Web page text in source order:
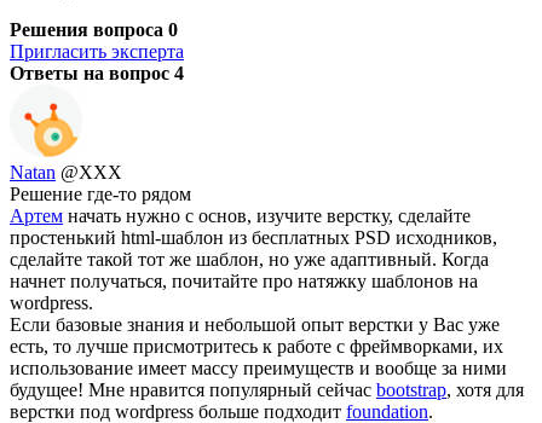
Решения вопроса 0
Пригласить эксперта
Ответы на вопрос 4
Natan @XXX
Решение где-то рядом
Артем начать нужно с основ, изучите верстку, сделайте
простенький html-шаблон из бесплатных PSD исходников,
сделайте такой тот же шаблон, но уже адаптивный. Когда
начнет получаться, почитайте про натяжку шаблонов на
wordpress.
Если базовые знания и небольшой опыт верстки у Вас уже
есть, то лучше присмотритесь к работе с фреймворками, их
использование имеет массу преимуществ и вообще за ними
будущее! Мне нравится популярный сейчас bootstrap, хотя для
верстки под wordpress больше подходит foundation.